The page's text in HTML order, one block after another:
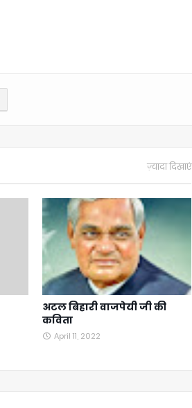
ज़्यादा दिखाएं
अटल बिहारी वाजपेयी जी की
कविता
April 11, 2022